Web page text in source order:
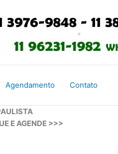
Agendamento Contato
E AGENDE >>>